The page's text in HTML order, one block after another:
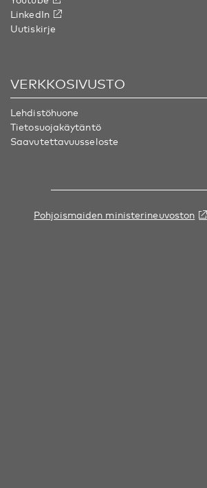
LinkedIn
Uutiskirje
VERKKOSIVUSTO
Lehdistöhuone
Tietosuojakäytäntö
Saavutettavuusseloste
Pohjoismaiden ministerineuvoston